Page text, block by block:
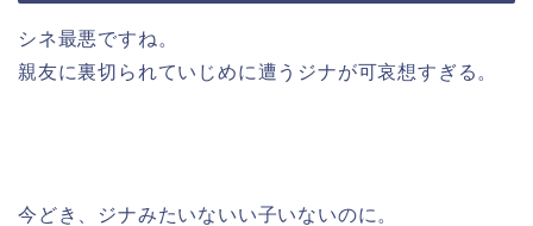
シネ最悪ですね。
親友に裏切られていじめに遭うジナが可哀想すぎる。
今どき、ジナみたいないい子いないのに。